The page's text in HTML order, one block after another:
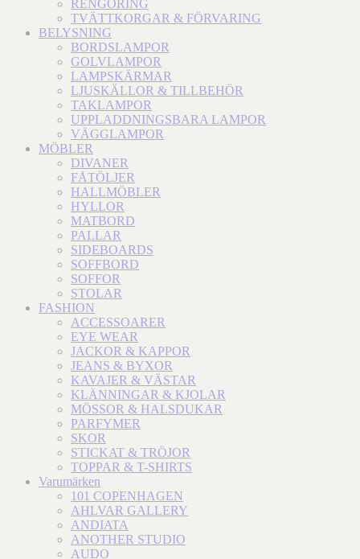
RENGÖRING
TVÄTTKORGAR & FÖRVARING
BELYSNING
BORDSLAMPOR
GOLVLAMPOR
LAMPSKÄRMAR
LJUSKÄLLOR & TILLBEHÖR
TAKLAMPOR
UPPLADDNINGSBARA LAMPOR
VÄGGLAMPOR
MÖBLER
DIVANER
FÅTÖLJER
HALLMÖBLER
HYLLOR
MATBORD
PALLAR
SIDEBOARDS
SOFFBORD
SOFFOR
STOLAR
FASHION
ACCESSOARER
EYE WEAR
JACKOR & KAPPOR
JEANS & BYXOR
KAVAJER & VÄSTAR
KLÄNNINGAR & KJOLAR
MÖSSOR & HALSDUKAR
PARFYMER
SKOR
STICKAT & TRÖJOR
TOPPAR & T-SHIRTS
Varumärken
101 COPENHAGEN
AHLVAR GALLERY
ANDIATA
ANOTHER STUDIO
AUDO